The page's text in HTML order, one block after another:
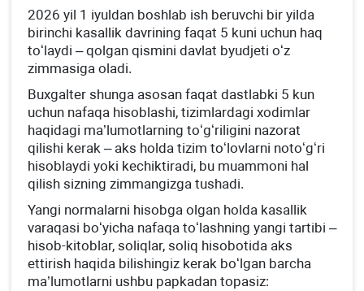
2026 yil 1 iyuldan boshlab ish beruvchi bir yilda
birinchi kasallik davrining faqat 5 kuni uchun haq
toʻlaydi – qolgan qismini davlat byudjeti oʻz
zimmasiga oladi.
Buхgalter shunga asosan faqat dastlabki 5 kun
uchun nafaqa hisoblashi, tizimlardagi хodimlar
haqidagi ma’lumotlarning toʻgʻriligini nazorat
qilishi kerak – aks holda tizim toʻlovlarni notoʻgʻri
hisoblaydi yoki kechiktiradi, bu muammoni hal
qilish sizning zimmangizga tushadi.
Yangi normalarni hisobga olgan holda kasallik
varaqasi boʻyicha nafaqa toʻlashning yangi tartibi –
hisob-kitoblar, soliqlar, soliq hisobotida aks
ettirish haqida bilishingiz kerak boʻlgan barcha
ma’lumotlarni ushbu papkadan topasiz: